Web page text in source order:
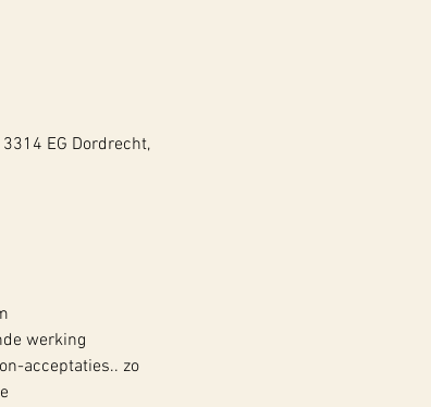
EG Dordrecht,
werking
acceptaties.. zo